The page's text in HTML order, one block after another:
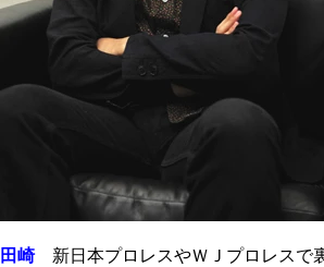
田崎新日本プロレスやＷＪプロレスで